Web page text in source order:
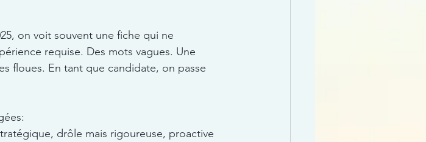
on voit souvent une fiche qui ne
requise. Des mots vagues. Une
floues. En tant que candidate, on passe
drôle mais rigoureuse, proactive